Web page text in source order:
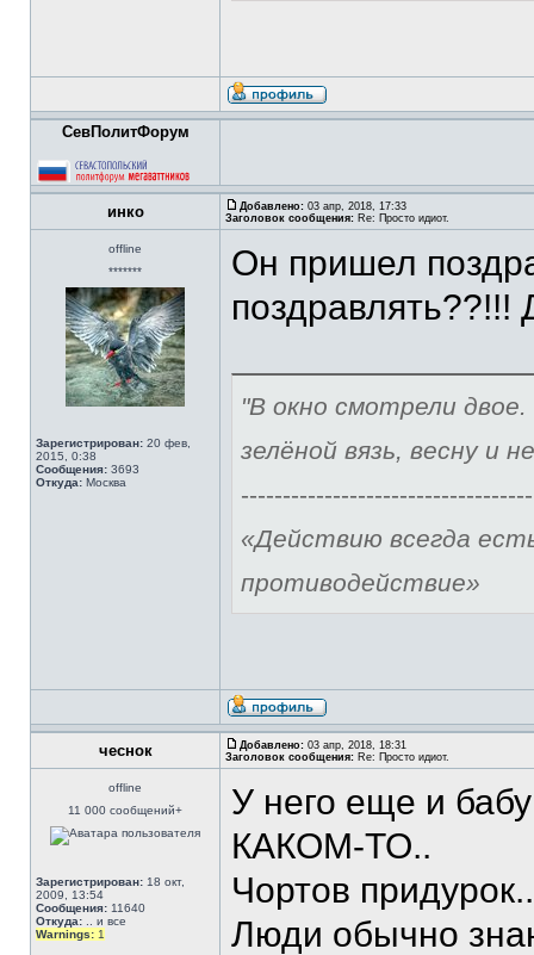
СевПолитФорум
инко Добавлено: 03 апр, 2018, 17:33
Заголовок сообщения: Re: Просто идиот.
offline
*******
Зарегистрирован: 20 фев,
2015, 0:38
Сообщения: 3693
Откуда: Москва
Он пришел
поздравлять??!!!
"В окно смотрели
зелёной вязь, весну и
-----------------------------------
«Действию всегда
противодействие»
чеснок Добавлено: 03 апр, 2018, 18:31
Заголовок сообщения: Re: Просто идиот.
offline
11 000 сообщений+
Зарегистрирован: 18 окт,
2009, 13:54
Сообщения: 11640
Откуда: .. и все
Warnings: 1
У него еще и
КАКОМ-ТО..
Чортов придурок..
Люди обычно